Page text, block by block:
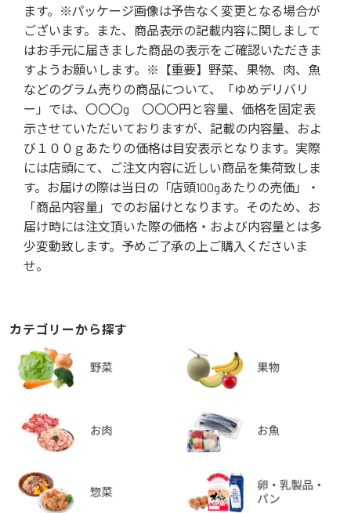
ます。※パッケージ画像は予告なく変更となる場合が
ございます。また、商品表示の記載内容に関しまして
はお手元に届きました商品の表示をご確認いただきま
すようお願いします。※【重要】野菜、果物、肉、魚
などのグラム売りの商品について、「ゆめデリバリ
ー」では、〇〇〇g 〇〇〇円と容量、価格を固定表
示させていただいておりますが、記載の内容量、およ
び１００ｇあたりの価格は目安表示となります。実際
には店頭にて、ご注文内容に近しい商品を集荷致しま
す。お届けの際は当日の「店頭100gあたりの売価」・
「商品内容量」でのお届けとなります。そのため、お
届け時には注文頂いた際の価格・および内容量とは多
少変動致します。予めご了承の上ご購入くださいま
せ。
カテゴリーから探す